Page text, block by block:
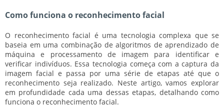
Como funciona o reconhecimento facial
O reconhecimento facial é uma tecnologia complexa que se
baseia em uma combinação de algoritmos de aprendizado de
máquina e processamento de imagem para identificar e
verificar indivíduos. Essa tecnologia começa com a captura da
imagem facial e passa por uma série de etapas até que o
reconhecimento seja realizado. Neste artigo, vamos explorar
em profundidade cada uma dessas etapas, detalhando como
funciona o reconhecimento facial.